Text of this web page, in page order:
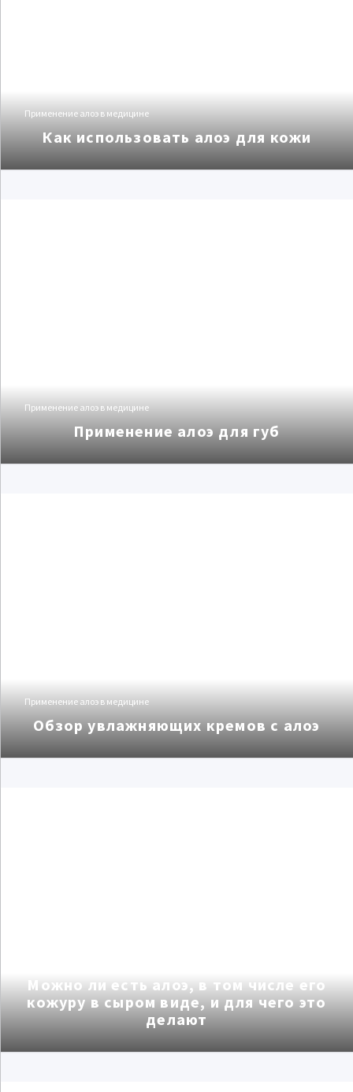
Применение алоэ в медицине
Как использовать алоэ для кожи
Применение алоэ в медицине
Применение алоэ для губ
Применение алоэ в медицине
Обзор увлажняющих кремов с алоэ
Можно ли есть алоэ, в том числе его
кожуру в сыром виде, и для чего это
делают